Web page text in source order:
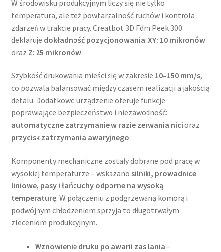
W środowisku produkcyjnym liczy się nie tylko
temperatura, ale też powtarzalność ruchów i kontrola
zdarzeń w trakcie pracy. Creatbot 3D Fdm Peek 300
deklaruje dokładność pozycjonowania: XY: 10 mikronów
oraz Z: 25 mikronów.
Szybkość drukowania mieści się w zakresie 10–150 mm/s,
co pozwala balansować między czasem realizacji a jakością
detalu. Dodatkowo urządzenie oferuje funkcje
poprawiające bezpieczeństwo i niezawodność:
automatyczne zatrzymanie w razie zerwania nici oraz
przycisk zatrzymania awaryjnego.
Komponenty mechaniczne zostały dobrane pod pracę w
wysokiej temperaturze – wskazano silniki, prowadnice
liniowe, pasy i łańcuchy odporne na wysoką
temperaturę. W połączeniu z podgrzewaną komorą i
podwójnym chłodzeniem sprzyja to długotrwałym
zleceniom produkcyjnym.
Wznowienie druku po awarii zasilania –